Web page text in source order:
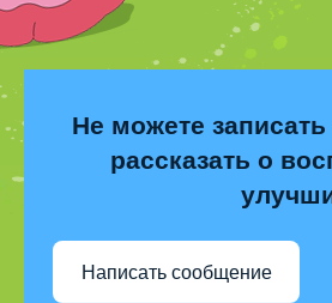
Не можете
рассказать о
Написать сообщение